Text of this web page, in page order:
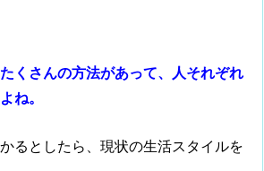
くさんの方法があって、人それぞれ
ね。
るとしたら、現状の生活スタイルを